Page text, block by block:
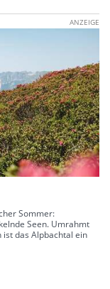
ANZEIGE
Sommer:
Seen. Umrahmt
das Alpbachtal ein